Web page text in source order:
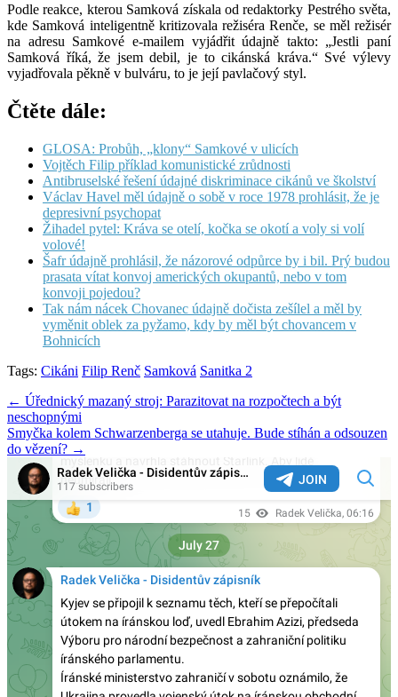
Podle reakce, kterou Samková získala od redaktorky Pestrého světa,
kde Samková inteligentně kritizovala režiséra Renče, se měl režisér
na adresu Samkové e-mailem vyjádřit údajně takto: „Jestli paní
Samková říká, že jsem debil, je to cikánská kráva.“ Své výlevy
vyjadřovala pěkně v bulváru, to je její pavlačový styl.
Čtěte dále:
GLOSA: Probůh, „klony“ Samkové v ulicích
Vojtěch Filip příklad komunistické zrůdnosti
Antibruselské řešení údajné diskriminace cikánů ve školství
Václav Havel měl údajně o sobě v roce 1978 prohlásit, že je
depresivní psychopat
Žihadel pytel: Kráva se otelí, kočka se okotí a voly si volí
volové!
Šafr údajně prohlásil, že názorové odpůrce by i bil. Prý budou
prasata vítat konvoj amerických okupantů, nebo v tom
konvoji pojedou?
Tak nám nácek Chovanec údajně dočista zešílel a měl by
vyměnit oblek za pyžamo, kdy by měl být chovancem v
Bohnicích
Tags: Cikáni Filip Renč Samková Sanitka 2
Post
navigation
← Úřednický mazaný stroj: Parazitovat na rozpočtech a být
neschopnými
Smyčka kolem Schwarzenberga se utahuje. Bude stíhán a odsouzen
do vězení? →